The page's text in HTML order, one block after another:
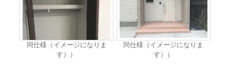
同仕様（イメージになりま
す））
同仕様（イメージになりま
す））